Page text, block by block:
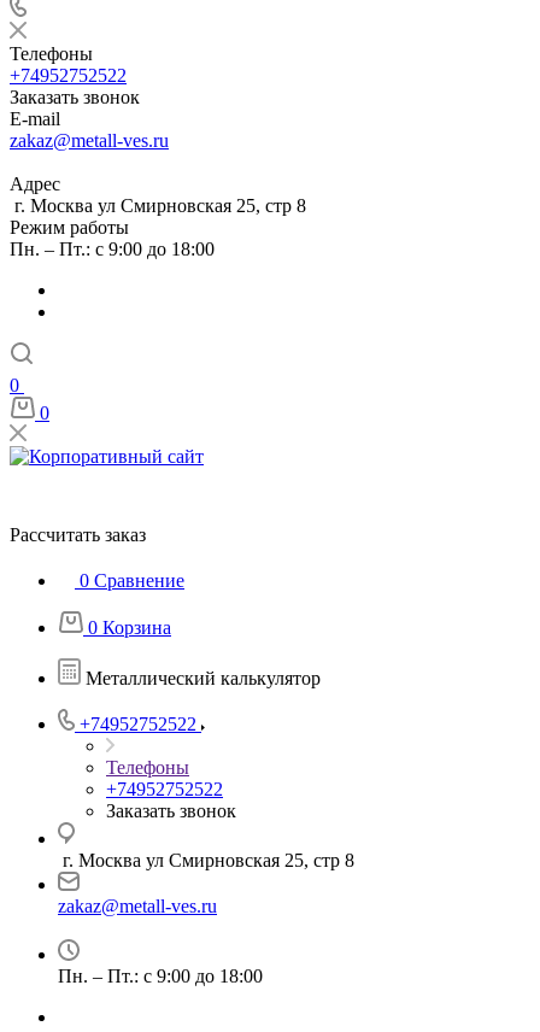
Телефоны
+74952752522
Заказать звонок
E-mail
zakaz@metall-ves.ru
Адрес
г. Москва ул Смирновская 25, стр 8
Режим работы
Пн. – Пт.: с 9:00 до 18:00
0
0
Рассчитать заказ
0 Сравнение
0 Корзина
Металлический калькулятор
+74952752522
Телефоны
+74952752522
Заказать звонок
г. Москва ул Смирновская 25, стр 8
zakaz@metall-ves.ru
Пн. – Пт.: с 9:00 до 18:00